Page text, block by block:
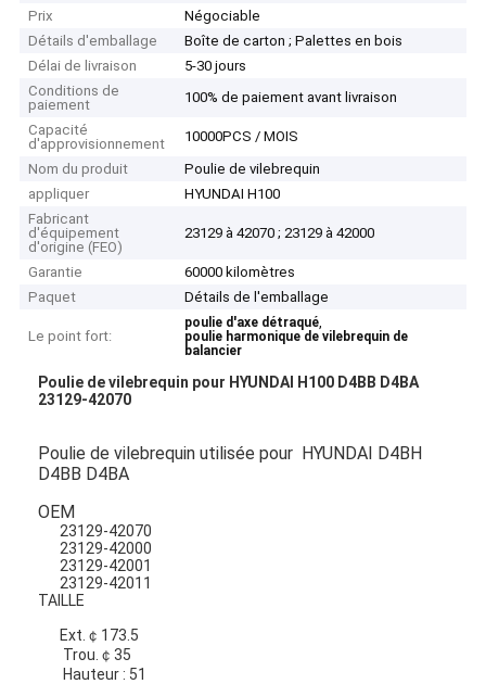
Prix
Négociable
Détails d'emballage
Boîte de carton ; Palettes en bois
Délai de livraison
5-30 jours
Conditions de
paiement
100% de paiement avant livraison
Capacité
d'approvisionnement
10000PCS / MOIS
Nom du produit
Poulie de vilebrequin
appliquer
HYUNDAI H100
Fabricant
d'équipement
d'origine (FEO)
23129 à 42070 ; 23129 à 42000
Garantie
60000 kilomètres
Paquet
Détails de l'emballage
Le point fort:
poulie d'axe détraqué,
poulie harmonique de vilebrequin de
balancier
Poulie de vilebrequin pour HYUNDAI H100 D4BB D4BA
23129-42070
Poulie de vilebrequin utilisée pour HYUNDAI D4BH
D4BB D4BA
OEM
23129-42070
23129-42000
23129-42001
23129-42011
TAILLE
Ext.￠173.5
Trou.￠35
Hauteur : 51